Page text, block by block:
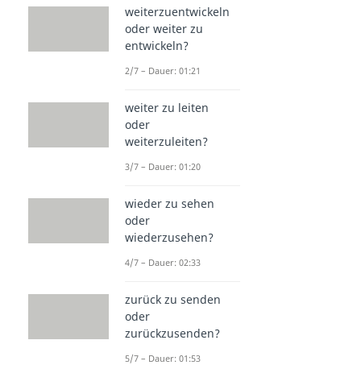
weiterzuentwickeln
oder weiter zu
entwickeln?
2/7 – Dauer: 01:21
weiter zu leiten
oder
weiterzuleiten?
3/7 – Dauer: 01:20
wieder zu sehen
oder
wiederzusehen?
4/7 – Dauer: 02:33
zurück zu senden
oder
zurückzusenden?
5/7 – Dauer: 01:53